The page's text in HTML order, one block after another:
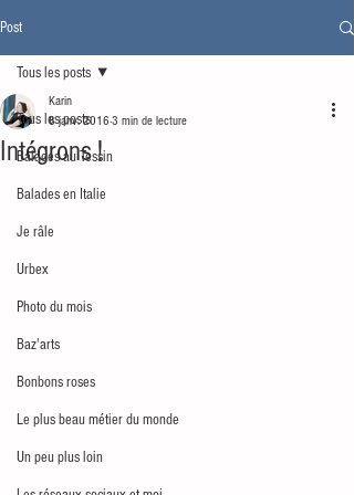
Post
Tous les posts
Balades au Tessin
Balades en Italie
Je râle
Urbex
Photo du mois
Baz'arts
Bonbons roses
Le plus beau métier du monde
Un peu plus loin
Tous les posts
Intégrons !
Karin
8 janv. 2016 3 min de lecture